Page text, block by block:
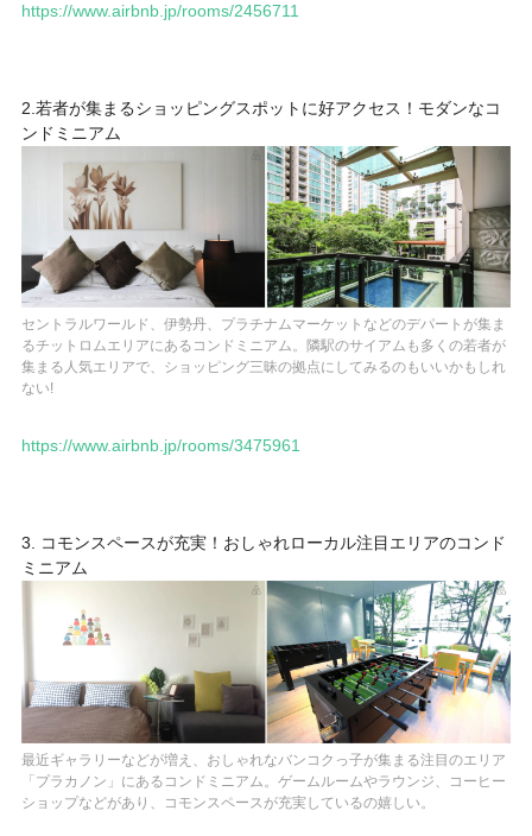
https://www.airbnb.jp/rooms/2456711
2.若者が集まるショッピングスポットに好アクセス！モダンなコ
ンドミニアム
セントラルワールド、伊勢丹、プラチナムマーケットなどのデパートが集ま
るチットロムエリアにあるコンドミニアム。隣駅のサイアムも多くの若者が
集まる人気エリアで、ショッピング三昧の拠点にしてみるのもいいかもしれ
ない!
https://www.airbnb.jp/rooms/3475961
3. コモンスペースが充実！おしゃれローカル注目エリアのコンド
ミニアム
最近ギャラリーなどが増え、おしゃれなバンコクっ子が集まる注目のエリア
「プラカノン」にあるコンドミニアム。ゲームルームやラウンジ、コーヒー
ショップなどがあり、コモンスペースが充実しているの嬉しい。